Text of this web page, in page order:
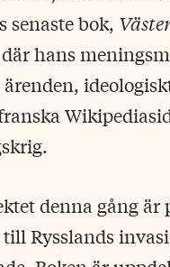
senaste bok,
hans
ärenden,
denna gång
Rysslands